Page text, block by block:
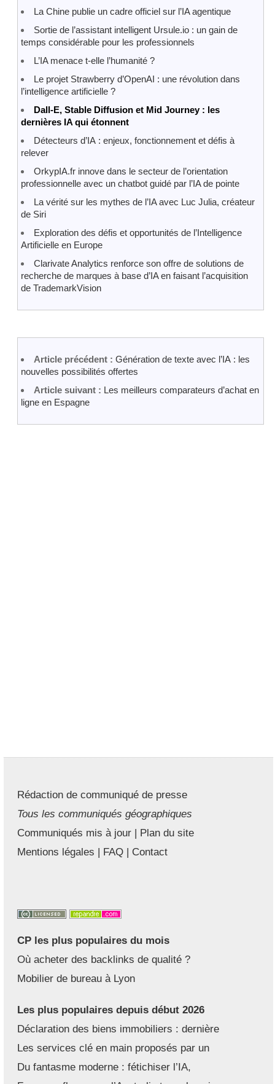
La Chine publie un cadre officiel sur l’IA agentique
Sortie de l’assistant intelligent Ursule.io : un gain de
temps considérable pour les professionnels
L’IA menace t-elle l’humanité ?
Le projet Strawberry d’OpenAI : une révolution dans
l’intelligence artificielle ?
Dall-E, Stable Diffusion et Mid Journey : les
dernières IA qui étonnent
Détecteurs d’IA : enjeux, fonctionnement et défis à
relever
OrkypIA.fr innove dans le secteur de l’orientation
professionnelle avec un chatbot guidé par l’IA de pointe
La vérité sur les mythes de l’IA avec Luc Julia, créateur
de Siri
Exploration des défis et opportunités de l’Intelligence
Artificielle en Europe
Clarivate Analytics renforce son offre de solutions de
recherche de marques à base d’IA en faisant l’acquisition
de TrademarkVision
Article précédent : Génération de texte avec l’IA : les
nouvelles possibilités offertes
Article suivant : Les meilleurs comparateurs d’achat en
ligne en Espagne
Rédaction de communiqué de presse
Tous les communiqués géographiques
Communiqués mis à jour | Plan du site
Mentions légales | FAQ | Contact
CP les plus populaires du mois
Où acheter des backlinks de qualité ?
Mobilier de bureau à Lyon
Les plus populaires depuis début 2026
Déclaration des biens immobiliers : dernière
Les services clé en main proposés par un
Du fantasme moderne : fétichiser l’IA,